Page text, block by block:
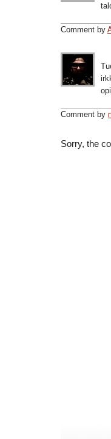
Comment by
Comment by
Sorry, the